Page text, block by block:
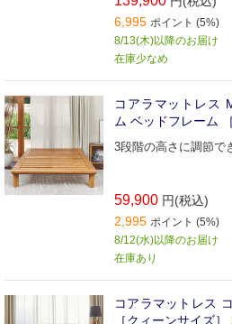
6,995 ポイント (5%)
8/13(木)以降のお届け
在庫少なめ
コアラマットレス
ム ベッドフレーム
3段階の高さに調節で
59,900 円(税込)
2,995 ポイント (5%)
8/12(水)以降のお届け
在庫あり
コアラマットレス
［クィーンサイズ